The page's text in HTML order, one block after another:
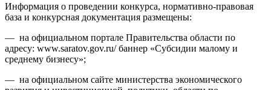
Информация о проведении конкурса, нормативно-правовая
база и конкурсная документация размещены:
— на официальном портале Правительства области по
адресу: www.saratov.gov.ru/ баннер «Субсидии малому и
среднему бизнесу»;
— на официальном сайте министерства экономического